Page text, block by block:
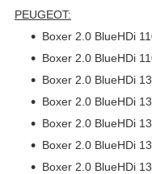
PEUGEOT:
Boxer 2.0 BlueHDi
Boxer 2.0 BlueHDi
Boxer 2.0 BlueHDi
Boxer 2.0 BlueHDi
Boxer 2.0 BlueHDi
Boxer 2.0 BlueHDi
Boxer 2.0 BlueHDi